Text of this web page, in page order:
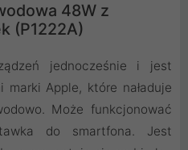
48W z
(P1222A)
jednocześnie i jest
Apple, które naładuje
Może funkcjonować
do smartfona. Jest